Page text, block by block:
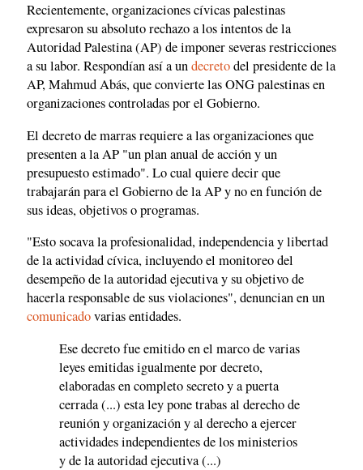
Recientemente, organizaciones cívicas palestinas
expresaron su absoluto rechazo a los intentos de la
Autoridad Palestina (AP) de imponer severas restricciones
a su labor. Respondían así a undecretodel presidente de la
AP, Mahmud Abás, que convierte las ONG palestinas en
organizaciones controladas por el Gobierno.
El decreto de marras requiere a las organizaciones que
presenten a la AP "un plan anual de acción y un
presupuesto estimado". Lo cual quiere decir que
trabajarán para el Gobierno de la AP y no en función de
sus ideas, objetivos o programas.
"Esto socava la profesionalidad, independencia y libertad
de la actividad cívica, incluyendo el monitoreo del
desempeño de la autoridad ejecutiva y su objetivo de
hacerla responsable de sus violaciones", denuncian en un
comunicadovarias entidades.
Ese decreto fue emitido en el marco de varias
leyes emitidas igualmente por decreto,
elaboradas en completo secreto y a puerta
cerrada (...) esta ley pone trabas al derecho de
reunión y organización y al derecho a ejercer
actividades independientes de los ministerios
y de la autoridad ejecutiva (...)